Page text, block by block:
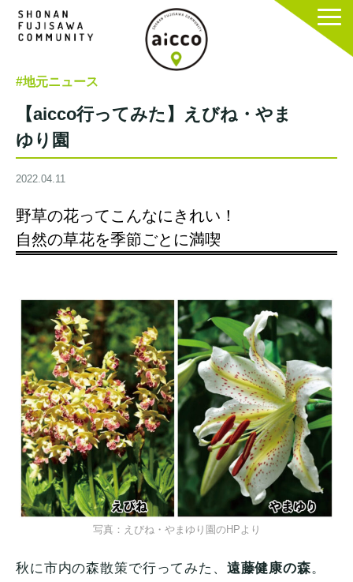
#地元ニュース
【aicco行ってみた】えびね・やま
ゆり園
2022.04.11
野草の花ってこんなにきれい！
自然の草花を季節ごとに満喫
写真：えびね・やまゆり園のHPより
秋に市内の森散策で行ってみた、 遠藤健康の森。